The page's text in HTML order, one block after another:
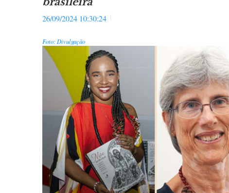
26/09/2024 10:30:24
Foto: Divulgação